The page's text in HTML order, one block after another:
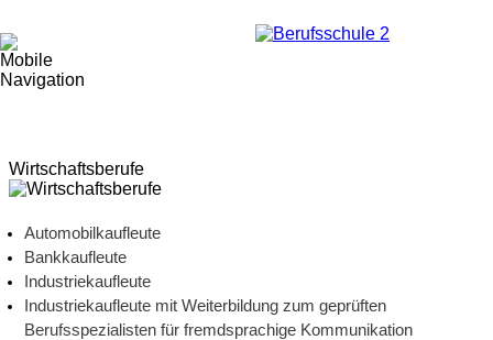
Wirtschaftsberufe
Automobilkaufleute
Bankkaufleute
Industriekaufleute
Industriekaufleute mit Weiterbildung zum geprüften
Berufsspezialisten für fremdsprachige Kommunikation